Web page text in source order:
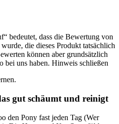
bedeutet, dass die Bewertung von
die dieses Produkt tatsächlich
können aber grundsätzlich
bei uns haben. Hinweis schließen
gut schäumt und reinigt
den Pony fast jeden Tag (Wer